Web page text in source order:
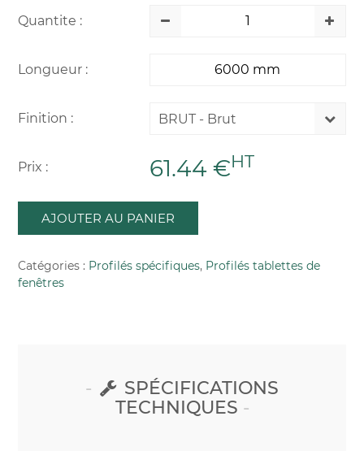
Quantite :
Longueur :
Finition : BRUT - Brut
Prix : 61.44 €HT
AJOUTER AU PANIER
Catégories : Profilés spécifiques, Profilés tablettes de
fenêtres
SPÉCIFICATIONS
TECHNIQUES